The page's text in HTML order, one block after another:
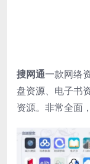
搜网通一款网络
盘资源、电子书
资源。非常全面